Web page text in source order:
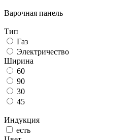
Варочная панель
Тип
Газ
Электричество
Ширина
60
90
30
45
Индукция
есть